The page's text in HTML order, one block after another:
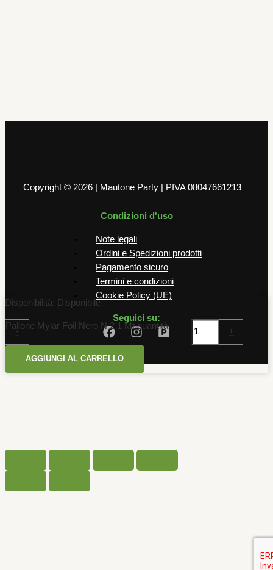
Copyright © 2026 | Mautone Party | PIVA 08047661213
Condizioni d'uso
Note legali
Ordini e Spedizioni prodotti
Pagamento sicuro
Termini e condizioni
Cookie Policy (UE)
Seguici su:
Disponibilità: Disponibile
-
Pallone Mylar Foil Nero N 2 1 Mt quantità
+
AGGIUNGI AL CARRELLO